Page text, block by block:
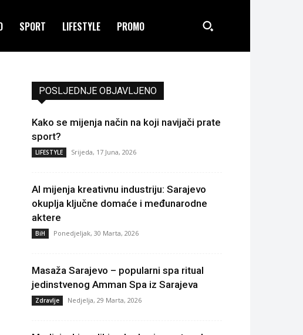
SPORT LIFESTYLE PROMO
POSLJEDNJE OBJAVLJENO
Kako se mijenja način na koji navijači prate
sport?
LIFESTYLE Srijeda, 17 Juna, 2026
AI mijenja kreativnu industriju: Sarajevo
okuplja ključne domaće i međunarodne
aktere
BiH Ponedjeljak, 30 Marta, 2026
Masaža Sarajevo – popularni spa ritual
jedinstvenog Amman Spa iz Sarajeva
Zdravlje Nedjelja, 29 Marta, 2026